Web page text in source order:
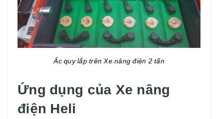
Ắc quy lắp trên Xe nâng điện 2 tấn
Ứng dụng của Xe nâng
điện Heli